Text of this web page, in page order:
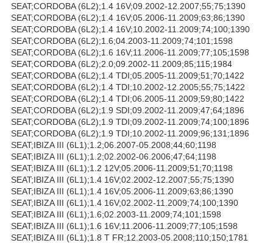
SEAT;CORDOBA (6L2);1.4 16V;09.2002-12.2007;55;75;1390
SEAT;CORDOBA (6L2);1.4 16V;05.2006-11.2009;63;86;1390
SEAT;CORDOBA (6L2);1.4 16V;10.2002-11.2009;74;100;1390
SEAT;CORDOBA (6L2);1.6;04.2003-11.2009;74;101;1598
SEAT;CORDOBA (6L2);1.6 16V;11.2006-11.2009;77;105;1598
SEAT;CORDOBA (6L2);2.0;09.2002-11.2009;85;115;1984
SEAT;CORDOBA (6L2);1.4 TDI;05.2005-11.2009;51;70;1422
SEAT;CORDOBA (6L2);1.4 TDI;10.2002-12.2005;55;75;1422
SEAT;CORDOBA (6L2);1.4 TDI;06.2005-11.2009;59;80;1422
SEAT;CORDOBA (6L2);1.9 SDI;09.2002-11.2009;47;64;1896
SEAT;CORDOBA (6L2);1.9 TDI;09.2002-11.2009;74;100;1896
SEAT;CORDOBA (6L2);1.9 TDI;10.2002-11.2009;96;131;1896
SEAT;IBIZA III (6L1);1.2;06.2007-05.2008;44;60;1198
SEAT;IBIZA III (6L1);1.2;02.2002-06.2006;47;64;1198
SEAT;IBIZA III (6L1);1.2 12V;05.2006-11.2009;51;70;1198
SEAT;IBIZA III (6L1);1.4 16V;02.2002-12.2007;55;75;1390
SEAT;IBIZA III (6L1);1.4 16V;05.2006-11.2009;63;86;1390
SEAT;IBIZA III (6L1);1.4 16V;02.2002-11.2009;74;100;1390
SEAT;IBIZA III (6L1);1.6;02.2003-11.2009;74;101;1598
SEAT;IBIZA III (6L1);1.6 16V;11.2006-11.2009;77;105;1598
SEAT;IBIZA III (6L1);1.8 T FR;12.2003-05.2008;110;150;1781